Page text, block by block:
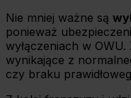
Nie mniej ważne są
ponieważ
wyłączeniach w
wynikające z
czy braku